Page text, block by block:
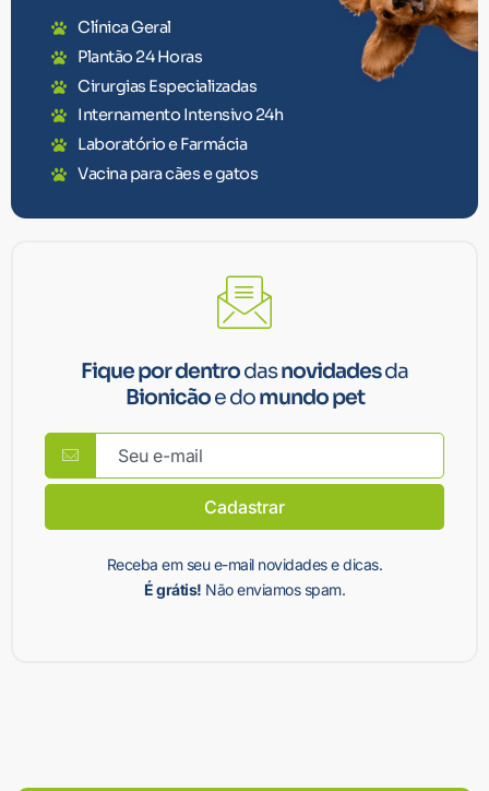
Clínica Geral
Plantão 24 Horas
Cirurgias Especializadas
Internamento Intensivo 24h
Laboratório e Farmácia
Vacina para cães e gatos
Fique por dentrodasnovidadesda
Bionicãoe domundo pet
Cadastrar
Receba em seu e-mail novidades e dicas.
É grátis! Não enviamos spam.